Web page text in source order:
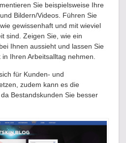
Sie beispielsweise Ihre
Bildern/Videos. Führen Sie
gewissenhaft und mit wieviel
sind. Zeigen Sie, wie ein
Ihnen aussieht und lassen Sie
Ihren Arbeitsalltag nehmen.
für Kunden- und
zudem kann es die
Bestandskunden Sie besser